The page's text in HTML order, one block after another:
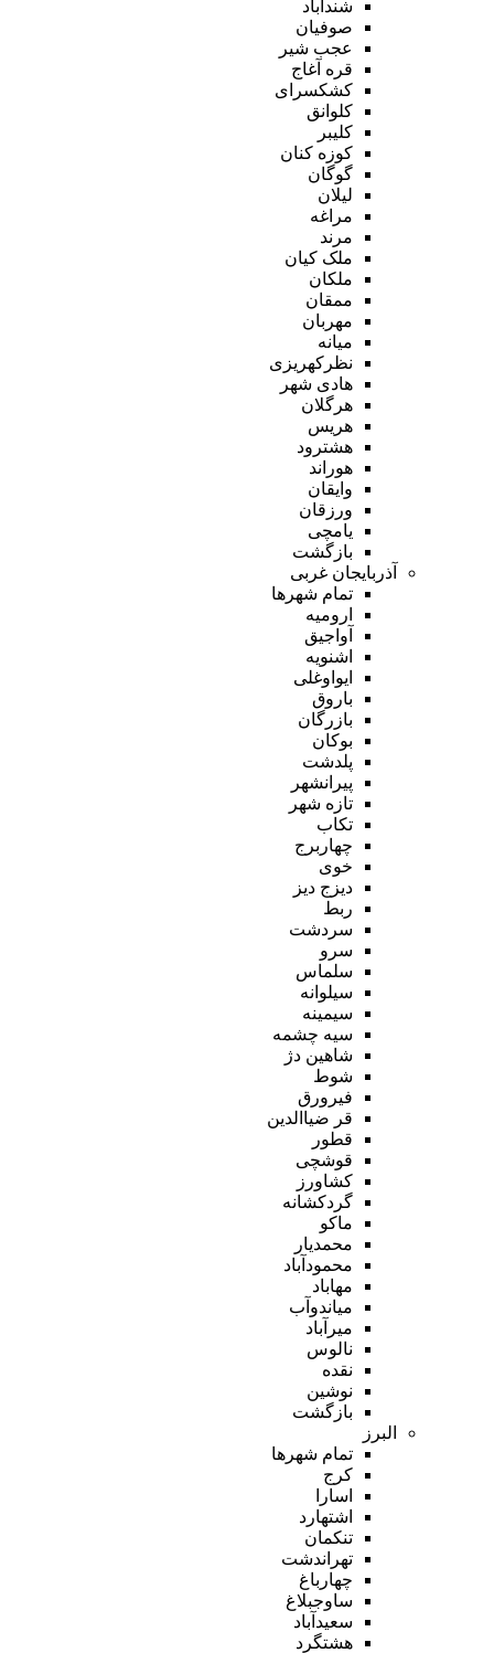
شندآباد
صوفیان
عجب شیر
قره آغاج
کشکسرای
کلوانق
کلیبر
کوزه کنان
گوگان
لیلان
مراغه
مرند
ملک کیان
ملکان
ممقان
مهربان
میانه
نظرکهریزی
هادی شهر
هرگلان
هریس
هشترود
هوراند
وایقان
ورزقان
یامچی
بازگشت
آذربایجان غربی
تمام شهر‌ها
ارومیه
آواجیق
اشنویه
ایواوغلی
باروق
بازرگان
بوکان
پلدشت
پیرانشهر
تازه شهر
تکاب
چهاربرج
خوی
دیزج دیز
ربط
سردشت
سرو
سلماس
سیلوانه
سیمینه
سیه چشمه
شاهین دژ
شوط
فیرورق
قر ضیاالدین
قطور
قوشچی
کشاورز
گردکشانه
ماکو
محمدیار
محمودآباد
مهاباد
میاندوآب
میرآباد
نالوس
نقده
نوشین
بازگشت
البرز
تمام شهر‌ها
کرج
اسارا
اشتهارد
تنکمان
تهراندشت
چهارباغ
ساوجبلاغ
سعیدآباد
هشتگرد